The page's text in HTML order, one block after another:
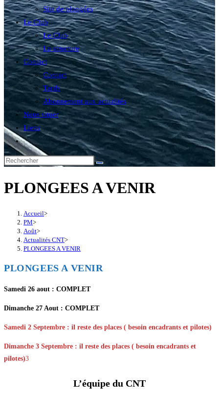
Site de plongées
Le Club
Le Club
La structure
Contact
Contact
Tarifs
Abonnement aux actualités
Nous situer
Liens
Toggle
website
search
PLONGEES A VENIR
Accueil>
PM>
Août>
Actualités CNT>
PLONGEES A VENIR
PLONGEES A VENIR
Samedi 26 aout : COMPLET
Dimanche 27 Aout : COMPLET
Samedi 2 Septembre : il reste des places ( besoin encadrants et pilotes)
Dimanche 3 Septembre : il reste des places ( besoin encadrants et
pilotes)3
L’équipe du CNT